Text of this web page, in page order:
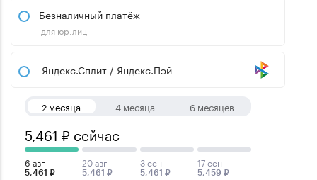
Безналичный платёж
для юр.лиц
Яндекс.Сплит / Яндекс.Пэй
2 месяца 4 месяца 6 месяцев
5,461 ₽ сейчас
6 авг
5,461 ₽
20 авг
5,461 ₽
3 сен
5,461 ₽
17 сен
5,459 ₽